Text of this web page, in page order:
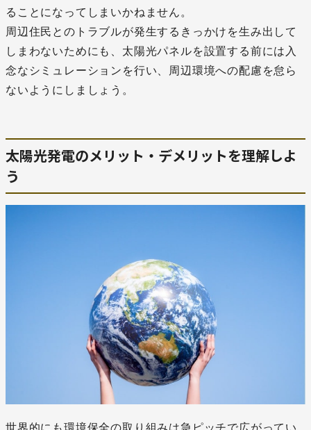
ることになってしまいかねません。
周辺住民とのトラブルが発生するきっかけを生み出して
しまわないためにも、太陽光パネルを設置する前には入
念なシミュレーションを行い、周辺環境への配慮を怠ら
ないようにしましょう。
太陽光発電のメリット・デメリットを理解しよ
う
世界的にも環境保全の取り組みは急ピッチで広がってい